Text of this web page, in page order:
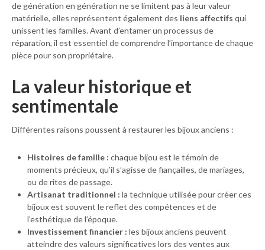
de génération en génération ne se limitent pas à leur valeur
matérielle, elles représentent également des liens affectifs qui
unissent les familles. Avant d’entamer un processus de
réparation, il est essentiel de comprendre l’importance de chaque
pièce pour son propriétaire.
La valeur historique et
sentimentale
Différentes raisons poussent à restaurer les bijoux anciens :
Histoires de famille : chaque bijou est le témoin de
moments précieux, qu’il s’agisse de fiançailles, de mariages,
ou de rites de passage.
Artisanat traditionnel : la technique utilisée pour créer ces
bijoux est souvent le reflet des compétences et de
l’esthétique de l’époque.
Investissement financier : les bijoux anciens peuvent
atteindre des valeurs significatives lors des ventes aux